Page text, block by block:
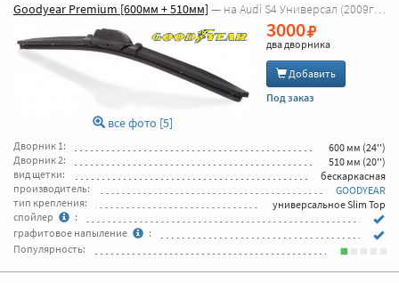
Goodyear Premium [600мм + 510мм] — на Audi S4 Универсал (2009г - 2026г [8K5,B8])
все фото [5]
3000
два дворника
Добавить
Под заказ
Дворник 1:
600 мм (24'')
Дворник 2:
510 мм (20'')
вид щетки:
бескаркасная
производитель:
GOODYEAR
тип крепления:
универсальное Slim Top
спойлер
:
графитовое напыление
:
Популярность: